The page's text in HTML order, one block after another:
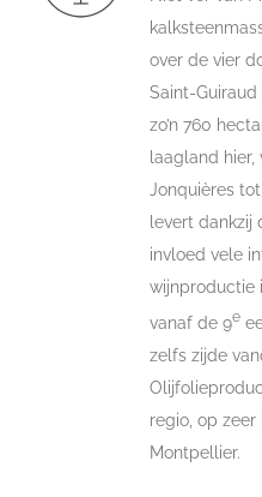
over de vier
Saint-
zo’n 760
laagland
Jonquières
levert
invloed vele
wijnproductie
vanaf de 9e
zelfs zijde
regio, op
Montpellier.